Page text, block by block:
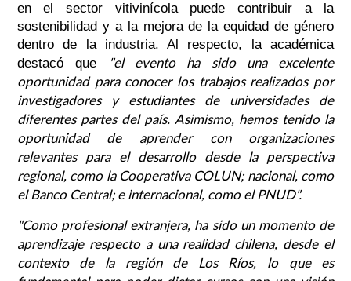
en el sector vitivinícola puede contribuir a la
sostenibilidad y a la mejora de la equidad de género
dentro de la industria. Al respecto, la académica
destacó que
"el evento ha sido una excelente
oportunidad para conocer los trabajos realizados por
investigadores y estudiantes de universidades de
diferentes partes del país. Asimismo, hemos tenido la
oportunidad de aprender con organizaciones
relevantes para el desarrollo desde la perspectiva
regional, como la Cooperativa COLUN; nacional, como
el Banco Central; e internacional, como el PNUD".
"Como profesional extranjera, ha sido un momento de
aprendizaje respecto a una realidad chilena, desde el
contexto de la región de Los Ríos, lo que es